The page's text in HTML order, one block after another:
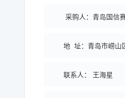
采购人： 青岛国信
地 址： 青岛市崂山
联系人： 王海星